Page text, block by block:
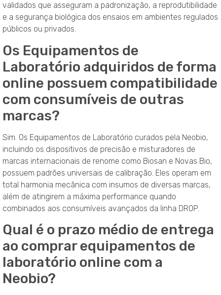
validados que asseguram a padronização, a reprodutibilidade
e a segurança biológica dos ensaios em ambientes regulados
públicos ou privados.
Os Equipamentos de
Laboratório adquiridos de forma
online possuem compatibilidade
com consumíveis de outras
marcas?
Sim. Os Equipamentos de Laboratório curados pela Neobio,
incluindo os dispositivos de precisão e misturadores de
marcas internacionais de renome como Biosan e Novas Bio,
possuem padrões universais de calibração. Eles operam em
total harmonia mecânica com insumos de diversas marcas,
além de atingirem a máxima performance quando
combinados aos consumíveis avançados da linha DROP.
Qual é o prazo médio de entrega
ao comprar equipamentos de
laboratório online com a
Neobio?